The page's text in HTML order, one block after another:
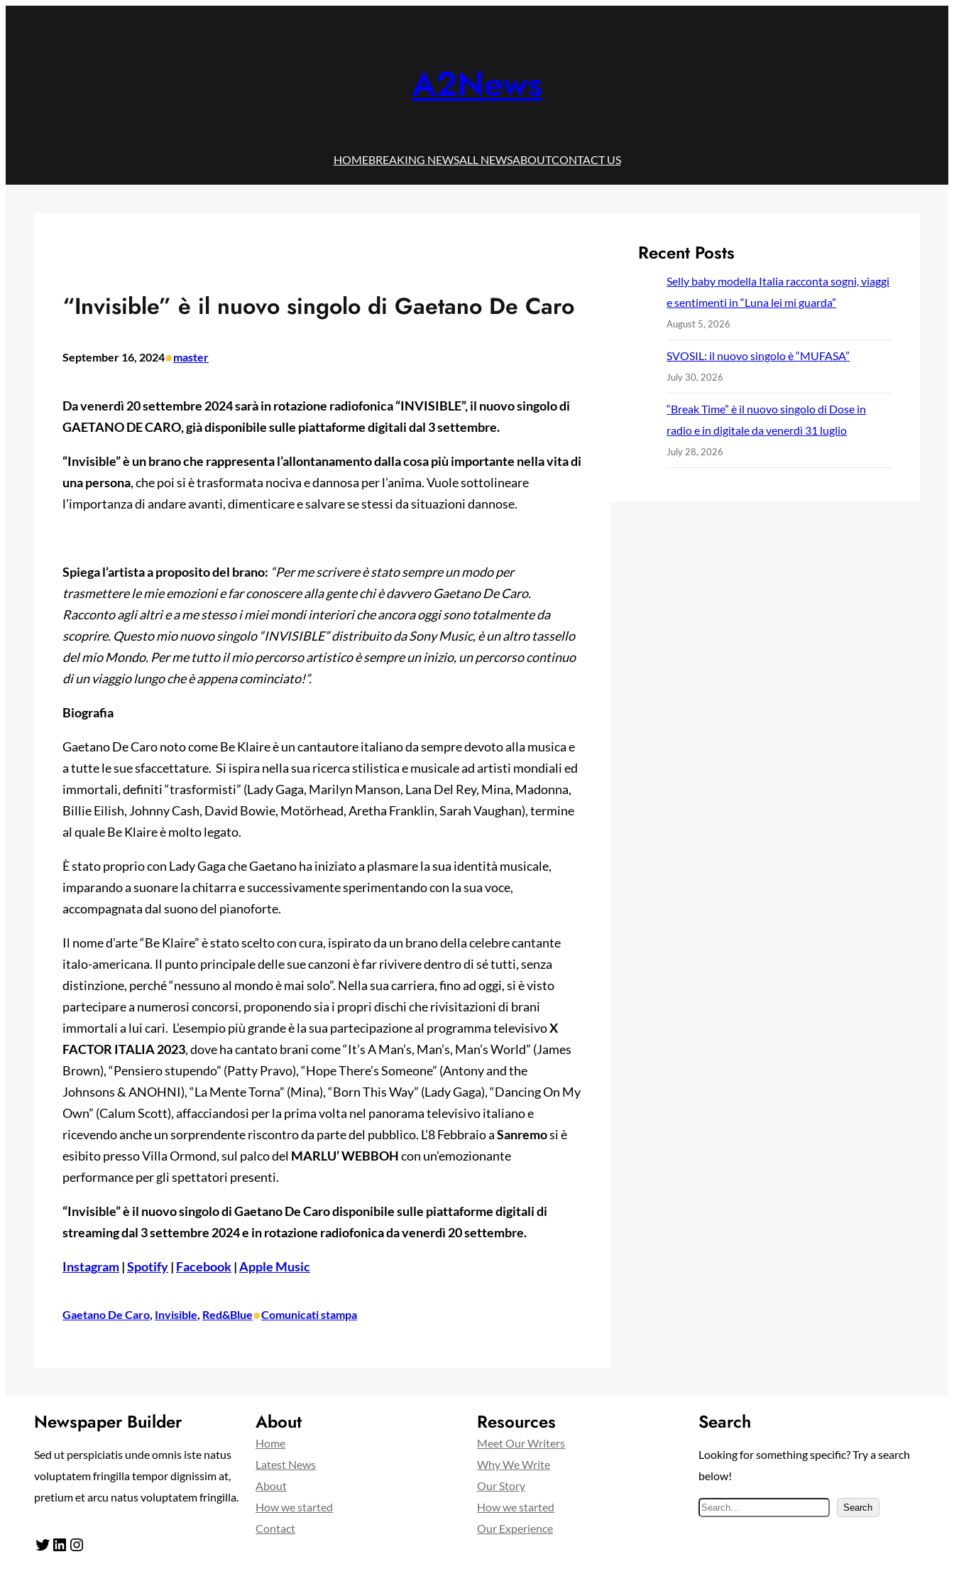
A2News
HOMEBREAKING NEWSALL NEWSABOUTCONTACT US
“Invisible” è il nuovo singolo di Gaetano De Caro
September 16, 2024•master
Da venerdì 20 settembre 2024 sarà in rotazione radiofonica “INVISIBLE”, il nuovo singolo di
GAETANO DE CARO, già disponibile sulle piattaforme digitali dal 3 settembre.
“Invisible” è un brano che rappresenta l’allontanamento dalla cosa più importante nella vita di
una persona, che poi si è trasformata nociva e dannosa per l’anima. Vuole sottolineare
l’importanza di andare avanti, dimenticare e salvare se stessi da situazioni dannose.
Spiega l’artista a proposito del brano: “Per me scrivere è stato sempre un modo per
trasmettere le mie emozioni e far conoscere alla gente chi è davvero Gaetano De Caro.
Racconto agli altri e a me stesso i miei mondi interiori che ancora oggi sono totalmente da
scoprire. Questo mio nuovo singolo “INVISIBLE” distribuito da Sony Music, è un altro tassello
del mio Mondo. Per me tutto il mio percorso artistico è sempre un inizio, un percorso continuo
di un viaggio lungo che è appena cominciato!”.
Biografia
Gaetano De Caro noto come Be Klaire è un cantautore italiano da sempre devoto alla musica e
a tutte le sue sfaccettature. Si ispira nella sua ricerca stilistica e musicale ad artisti mondiali ed
immortali, definiti “trasformisti” (Lady Gaga, Marilyn Manson, Lana Del Rey, Mina, Madonna,
Billie Eilish, Johnny Cash, David Bowie, Motörhead, Aretha Franklin, Sarah Vaughan), termine
al quale Be Klaire è molto legato.
È stato proprio con Lady Gaga che Gaetano ha iniziato a plasmare la sua identità musicale,
imparando a suonare la chitarra e successivamente sperimentando con la sua voce,
accompagnata dal suono del pianoforte.
Il nome d’arte “Be Klaire” è stato scelto con cura, ispirato da un brano della celebre cantante
italo-americana. Il punto principale delle sue canzoni è far rivivere dentro di sé tutti, senza
distinzione, perché “nessuno al mondo è mai solo”. Nella sua carriera, fino ad oggi, si è visto
partecipare a numerosi concorsi, proponendo sia i propri dischi che rivisitazioni di brani
immortali a lui cari. L’esempio più grande è la sua partecipazione al programma televisivoX
FACTOR ITALIA 2023, dove ha cantato brani come “It’s A Man’s, Man’s, Man’s World” (James
Brown), “Pensiero stupendo” (Patty Pravo), “Hope There’s Someone” (Antony and the
Johnsons & ANOHNI), “La Mente Torna” (Mina), “Born This Way” (Lady Gaga), “Dancing On My
Own” (Calum Scott), affacciandosi per la prima volta nel panorama televisivo italiano e
ricevendo anche un sorprendente riscontro da parte del pubblico. L’8 Febbraio aSanremosi è
esibito presso Villa Ormond, sul palco del MARLU’ WEBBOHcon un’emozionante
performance per gli spettatori presenti.
“Invisible” è il nuovo singolo di Gaetano De Caro disponibile sulle piattaforme digitali di
streaming dal 3 settembre 2024 e in rotazione radiofonica da venerdì 20 settembre.
Instagram|Spotify| Facebook|Apple Music
Gaetano De Caro, Invisible, Red&Blue•Comunicati stampa
Recent Posts
Selly baby modella Italia racconta sogni, viaggi
e sentimenti in “Luna lei mi guarda”
August 5, 2026
SVOSIL: il nuovo singolo è “MUFASA”
July 30, 2026
“Break Time” è il nuovo singolo di Dose in
radio e in digitale da venerdì 31 luglio
July 28, 2026
Newspaper Builder
Sed ut perspiciatis unde omnis iste natus
voluptatem fringilla tempor dignissim at,
pretium et arcu natus voluptatem fringilla.
Twitter LinkedIn Instagram
About
Home
Latest News
About
How we started
Contact
Resources
Meet Our Writers
Why We Write
Our Story
How we started
Our Experience
Search
Looking for something specific? Try a search
below!
S
Search